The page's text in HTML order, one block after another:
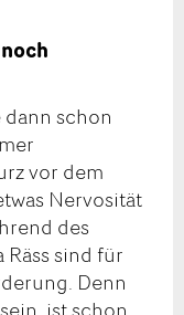
schon
vor dem
Nervosität
des
sind für
Denn
ist schon